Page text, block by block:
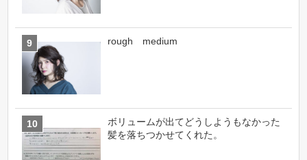
rough medium
ボリュームが出てどうしようもなかった
髪を落ちつかせてくれた。